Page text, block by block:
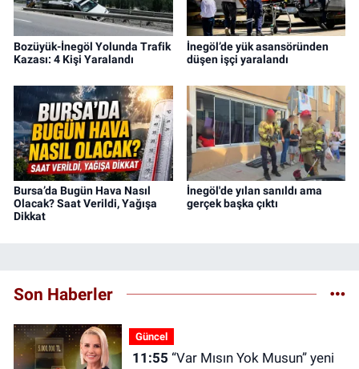
Bozüyük-İnegöl Yolunda Trafik
Kazası: 4 Kişi Yaralandı
İnegöl’de yük asansöründen
düşen işçi yaralandı
Bursa’da Bugün Hava Nasıl
Olacak? Saat Verildi, Yağışa
Dikkat
İnegöl'de yılan sanıldı ama
gerçek başka çıktı
Son Haberler
Güncel
11:55